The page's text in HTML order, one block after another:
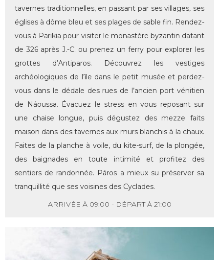
tavernes traditionnelles, en passant par ses villages, ses
églises à dôme bleu et ses plages de sable fin. Rendez-
vous à Parikia pour visiter le monastère byzantin datant
de 326 après J.-C. ou prenez un ferry pour explorer les
grottes d’Antiparos. Découvrez les vestiges
archéologiques de l’île dans le petit musée et perdez-
vous dans le dédale des rues de l’ancien port vénitien
de Náoussa. Évacuez le stress en vous reposant sur
une chaise longue, puis dégustez des mezze faits
maison dans des tavernes aux murs blanchis à la chaux.
Faites de la planche à voile, du kite-surf, de la plongée,
des baignades en toute intimité et profitez des
sentiers de randonnée. Páros a mieux su préserver sa
tranquillité que ses voisines des Cyclades.
ARRIVÉE À 09:00 - DÉPART À 21:00